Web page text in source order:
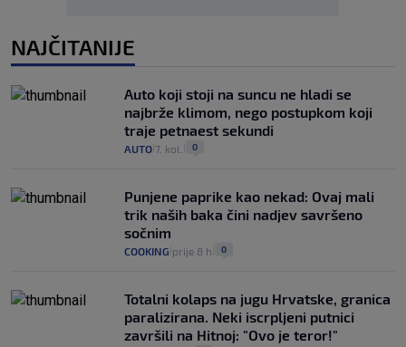
NAJČITANIJE
Auto koji stoji na suncu ne hladi se
najbrže klimom, nego postupkom koji
traje petnaest sekundi
AUTO 7. kol. 0
Punjene paprike kao nekad: Ovaj mali
trik naših baka čini nadjev savršeno
sočnim
COOKING prije 8 h 0
Totalni kolaps na jugu Hrvatske, granica
paralizirana. Neki iscrpljeni putnici
završili na Hitnoj: "Ovo je teror!"